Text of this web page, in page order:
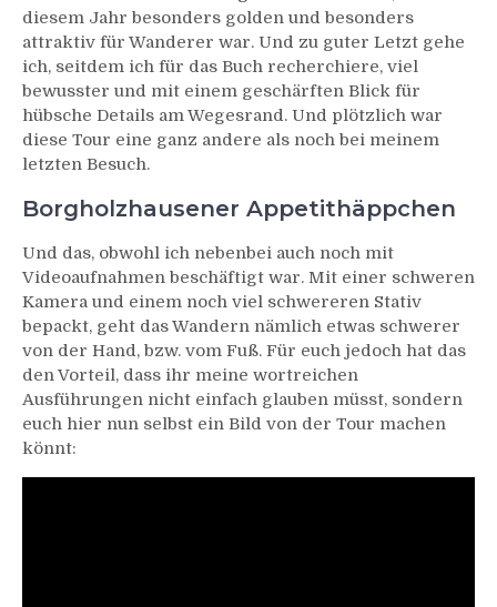
diesem Jahr besonders golden und besonders
attraktiv für Wanderer war. Und zu guter Letzt gehe
ich, seitdem ich für das Buch recherchiere, viel
bewusster und mit einem geschärften Blick für
hübsche Details am Wegesrand. Und plötzlich war
diese Tour eine ganz andere als noch bei meinem
letzten Besuch.
Borgholzhausener Appetithäppchen
Und das, obwohl ich nebenbei auch noch mit
Videoaufnahmen beschäftigt war. Mit einer schweren
Kamera und einem noch viel schwereren Stativ
bepackt, geht das Wandern nämlich etwas schwerer
von der Hand, bzw. vom Fuß. Für euch jedoch hat das
den Vorteil, dass ihr meine wortreichen
Ausführungen nicht einfach glauben müsst, sondern
euch hier nun selbst ein Bild von der Tour machen
könnt: